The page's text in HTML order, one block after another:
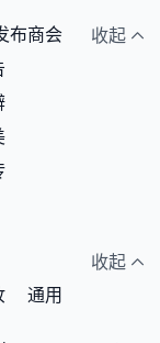
布商会
收起
通用
收起